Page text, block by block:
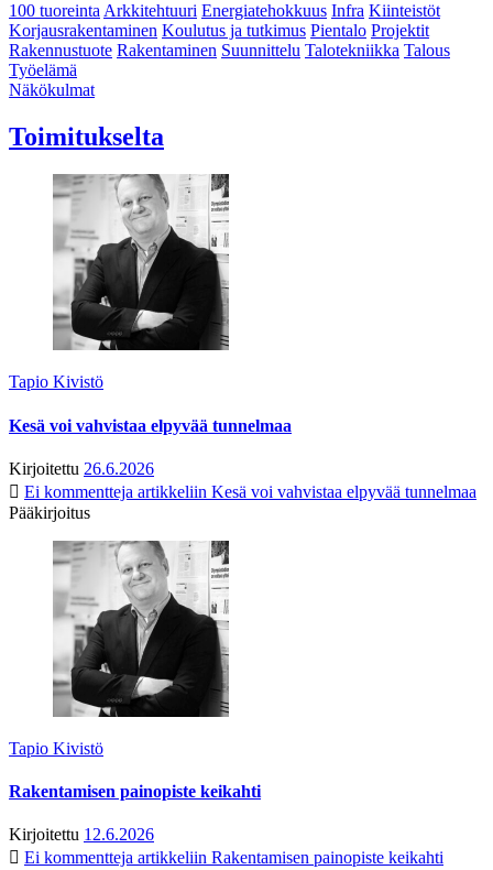
100 tuoreintaArkkitehtuuri Energiatehokkuus Infra Kiinteistöt
Korjausrakentaminen Koulutus ja tutkimus Pientalo Projektit
Rakennustuote Rakentaminen Suunnittelu Talotekniikka Talous
Työelämä
Näkökulmat
Toimitukselta
Tapio Kivistö
Kesä voi vahvistaa elpyvää tunnelmaa
Kirjoitettu 26.6.2026
Ei kommentteja artikkeliin Kesä voi vahvistaa elpyvää tunnelmaa
Pääkirjoitus
Tapio Kivistö
Rakentamisen painopiste keikahti
Kirjoitettu 12.6.2026
Ei kommentteja artikkeliin Rakentamisen painopiste keikahti